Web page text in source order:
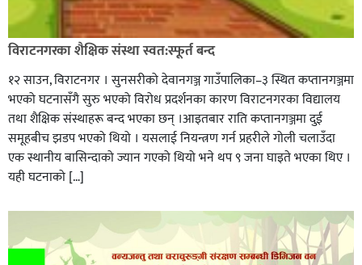
विराटनगरका शैक्षिक संस्था स्वत:स्फूर्त बन्द
१२ साउन, विराटनगर । सुनसरीको देवानगञ्ज गाउँपालिका–३ स्थित कप्तानगञ्जमा
भएको घटनासँगै सुरु भएको विरोध प्रदर्शनका कारण विराटनगरका विद्यालय
तथा शैक्षिक संस्थाहरू बन्द भएका छन् ।आइतबार राति कप्तानगञ्जमा दुई
समूहबीच झडप भएको थियो । यसलाई नियन्त्रण गर्न प्रहरीले गोली चलाउँदा
एक स्थानीय बासिन्दाको ज्यान गएको थियो भने थप ९ जना घाइते भएका थिए ।
यही घटनाको […]